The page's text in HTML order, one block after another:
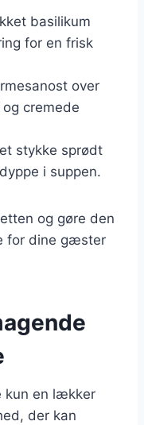
basilikum
for en frisk
over
cremede
stykke sprødt
i suppen.
og gøre den
for dine gæster
kun en lækker
der kan